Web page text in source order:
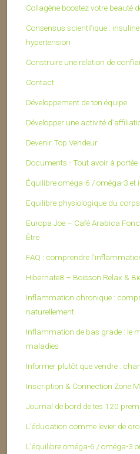
Collagène boostez votre beauté
Consensus scientifique :
hypertension
Construire une relation de
Contact
Développement de ton équipe
Développer une activité
Devenir Top Vendeur
Documents - Tout avoir à portée
Équilibre oméga-6 / oméga-3
Equilibre physiologique du corps
Europa Joe – Café Arabica
Être
FAQ : comprendre
Hibernate8 – Boisson Relax &
Inflammation chronique :
naturellement
Inflammation de bas grade : le
maladies
Informer plutôt que vendre :
Inscription & Connection Zone
Journal de bord de tes 120
L’éducation comme levier de
L’équilibre oméga-6 / oméga-3